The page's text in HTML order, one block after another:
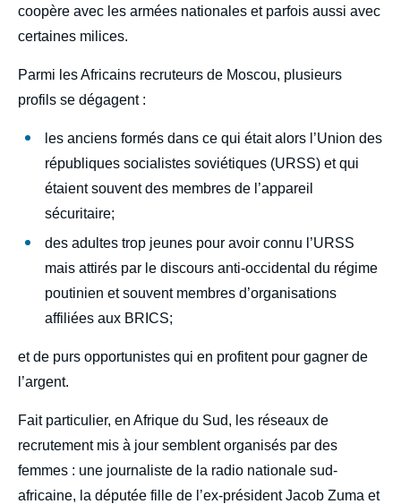
coopère avec les armées nationales et parfois aussi avec
certaines milices.
Parmi les Africains recruteurs de Moscou, plusieurs
profils se dégagent :
les anciens formés dans ce qui était alors l’Union des
républiques socialistes soviétiques (URSS) et qui
étaient souvent des membres de l’appareil
sécuritaire;
des adultes trop jeunes pour avoir connu l’URSS
mais attirés par le discours anti-occidental du régime
poutinien et souvent membres d’organisations
affiliées aux BRICS;
et de purs opportunistes qui en profitent pour gagner de
l’argent.
Fait particulier, en Afrique du Sud, les réseaux de
recrutement mis à jour semblent organisés par des
femmes : une journaliste de la radio nationale sud-
africaine, la députée fille de l’ex-président Jacob Zuma et